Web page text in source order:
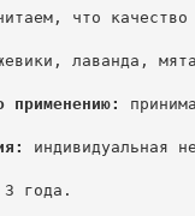
что
лаванда,
применению:
индивидуальная
3 года.